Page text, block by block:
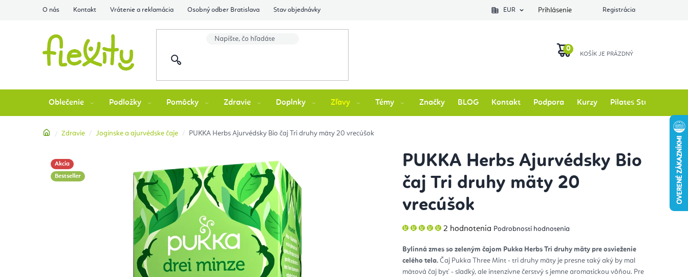
O nás Kontakt Vrátenie a reklamácia Osobný odber Bratislava Stav objednávky EUR Prihlásenie Registrácia
KOŠÍK
Oblečenie Podložky Pomôcky Zdravie Doplnky Zľavy Témy Značky BLOG Kontakt Podpora Kurzy Pilates Studio
Domov
Zdravie Jogínske a ajurvédske čaje PUKKA Herbs Ajurvédsky Bio čaj Tri druhy mäty 20 vrecúšok
PUKKA Herbs Ajurvédsky Bio
čaj Tri druhy mäty 20
vrecúšok
Priemerné
hodnotenie
5,0
z
5
hviezdičiek.
2 hodnotenia Podrobnosti hodnotenia
Bylinná zmes so zeleným čajom Pukka Herbs Tri druhy mäty pre osvieženie
celého tela.Čaj Pukka Three Mint - tri druhy mäty je presne taký aký by mal
mätová čaj byť - sladký, ale intenzívne čerstvý s jemne aromatickou vôňou. Pre
Akcia
Bestseller